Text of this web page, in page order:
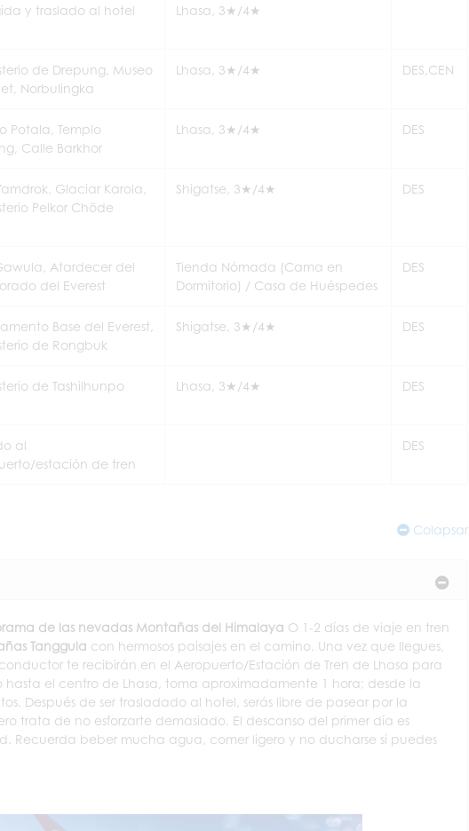
y traslado al hotel Lhasa, 3★/4★
de Drepung, Museo
Norbulingka
Lhasa, 3★/4★ DES,CEN
Potala, Templo
Calle Barkhor
Lhasa, 3★/4★ DES
Glaciar Karola,
Pelkor Chöde
Shigatse, 3★/4★ DES
Atardecer del
del Everest
Tienda Nómada (Cama en
Dormitorio) / Casa de Huéspedes
DES
Base del Everest,
de Rongbuk
Shigatse, 3★/4★ DES
de Tashilhunpo Lhasa, 3★/4★ DES
al
estación de tren
DES
Colapsar
de las nevadas Montañas del Himalaya O 1-2 días de viaje en tren
Tanggula con hermosos paisajes en el camino. Una vez que llegues,
te recibirán en el Aeropuerto/Estación de Tren de Lhasa para
el centro de Lhasa, toma aproximadamente 1 hora; desde la
Después de ser trasladado al hotel, serás libre de pasear por la
trata de no esforzarte demasiado. El descanso del primer día es
Recuerda beber mucha agua, comer ligero y no ducharse si puedes